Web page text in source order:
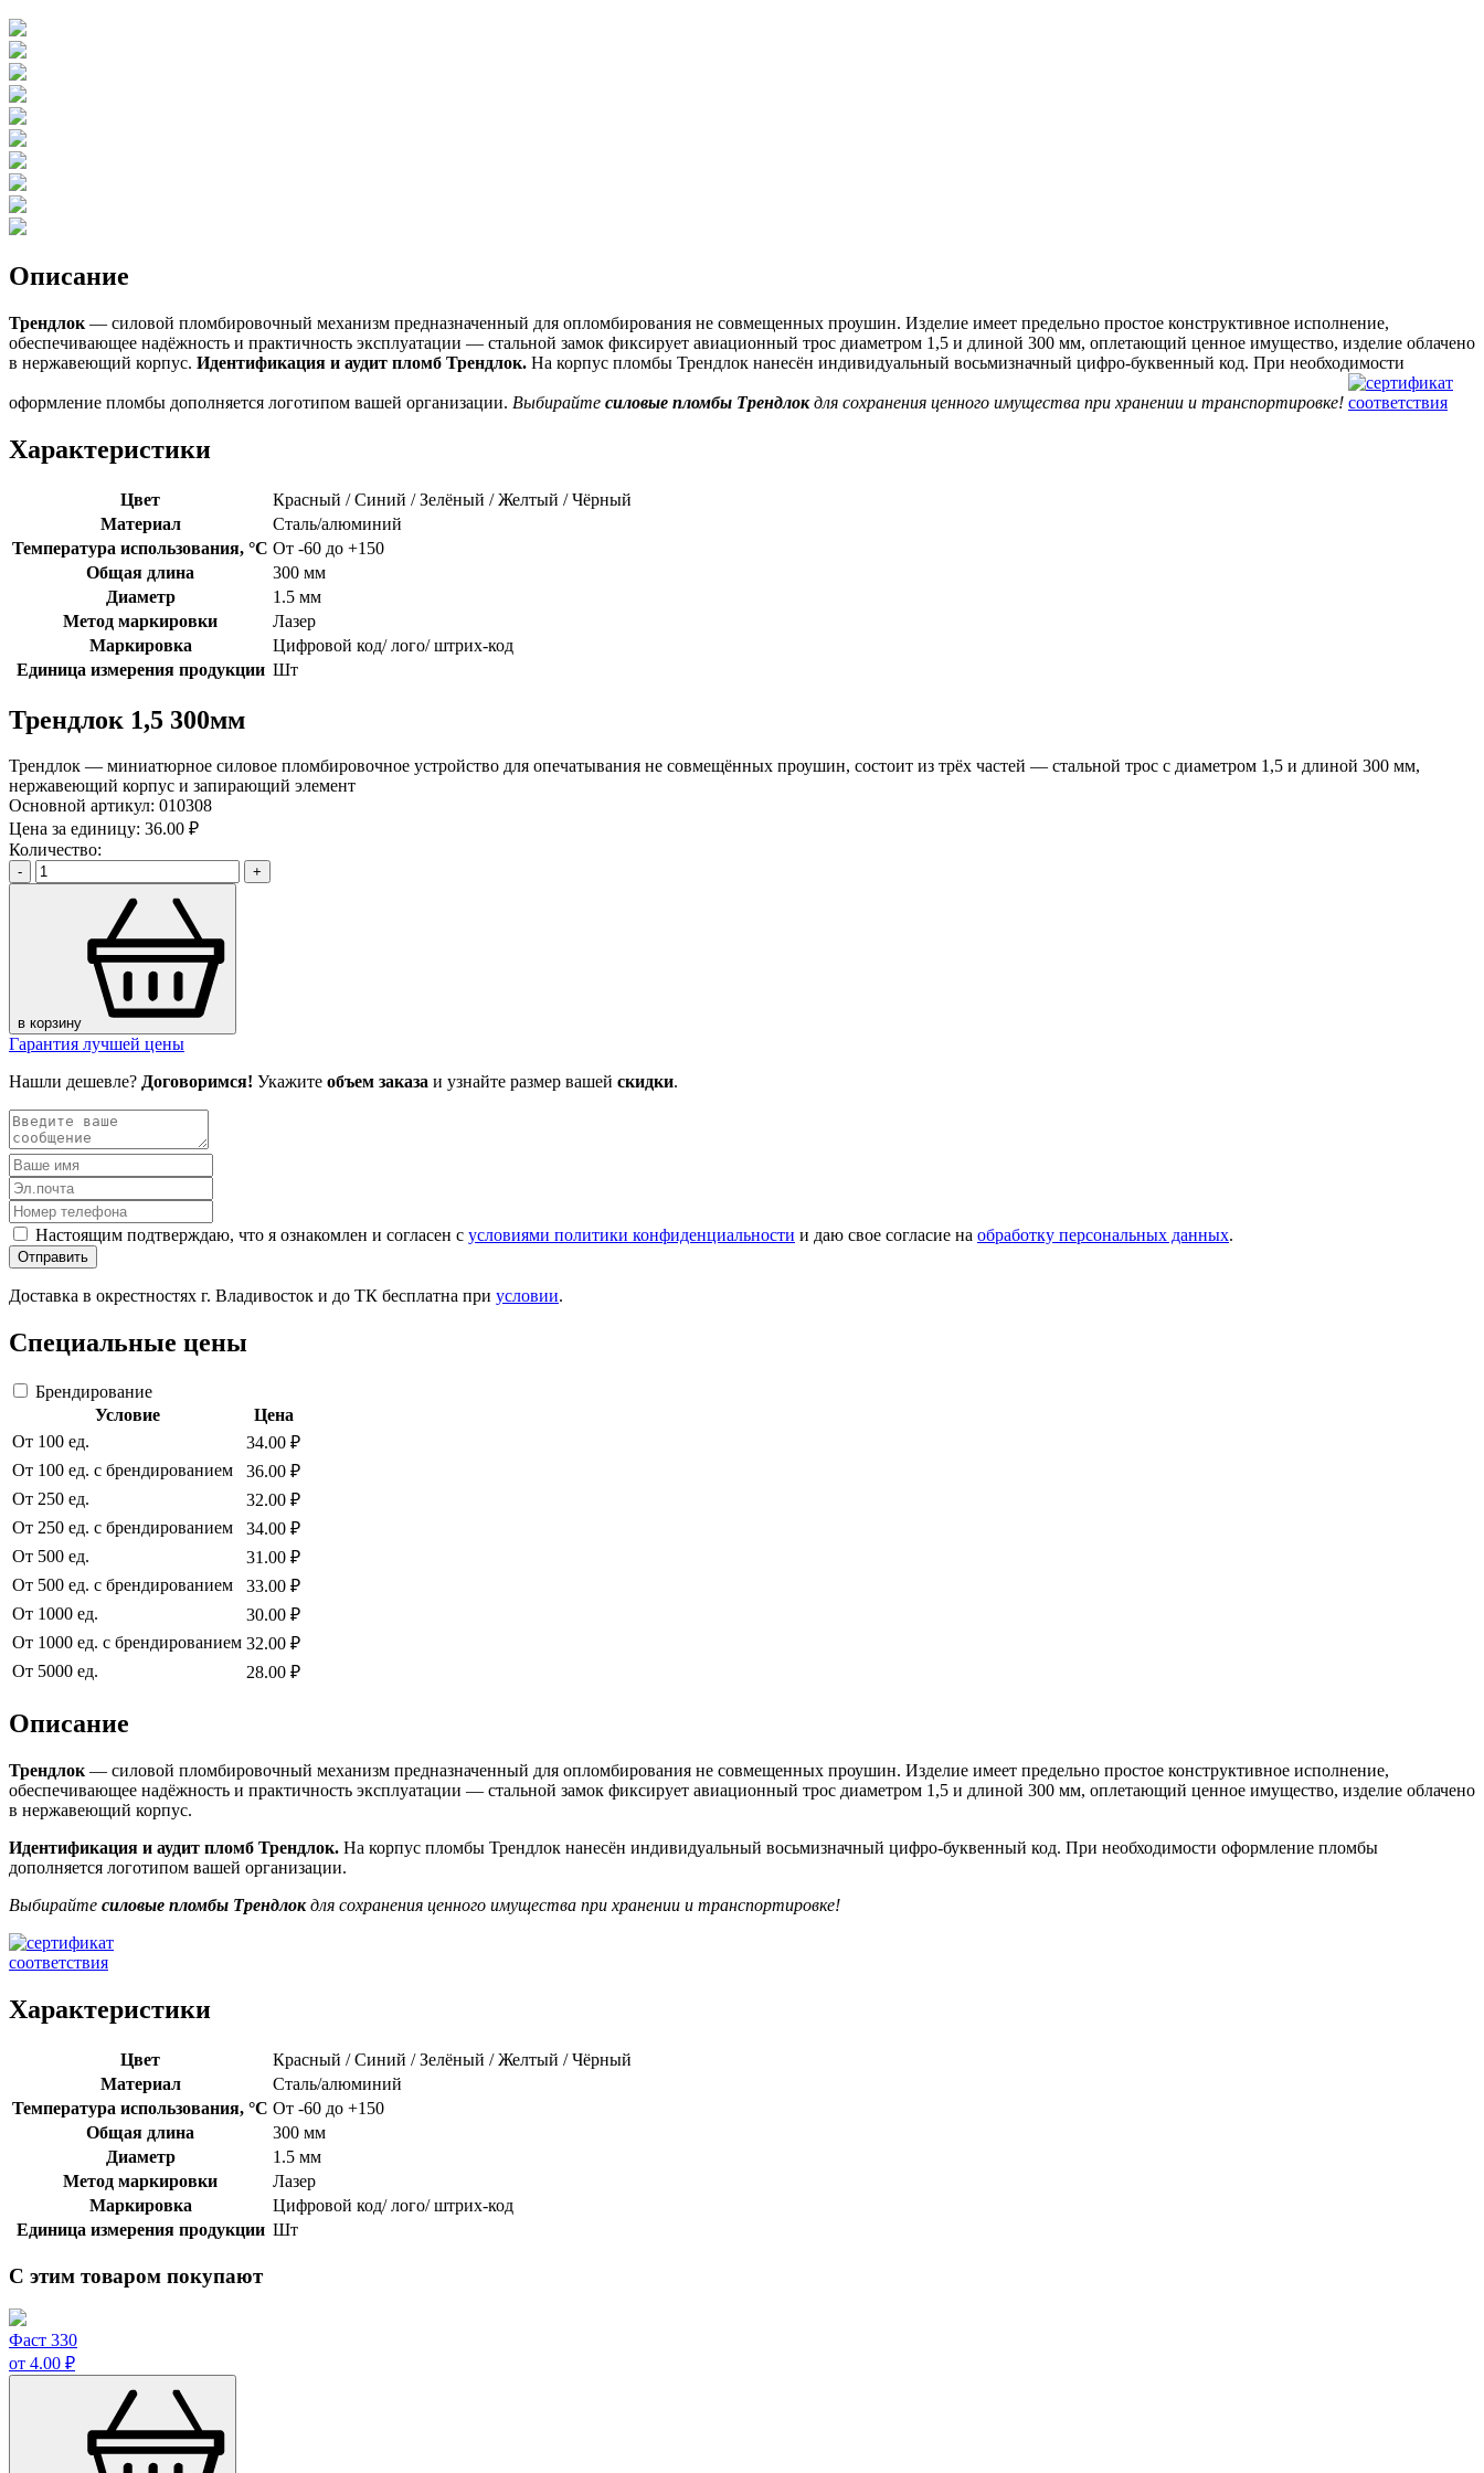
Описание
Трендлок — силовой пломбировочный механизм предназначенный для опломбирования не совмещенных проушин. Изделие имеет предельно простое конструктивное исполнение,
обеспечивающее надёжность и практичность эксплуатации — стальной замок фиксирует авиационный трос диаметром 1,5 и длиной 300 мм, оплетающий ценное имущество, изделие облачено
в нержавеющий корпус. Идентификация и аудит пломб Трендлок. На корпус пломбы Трендлок нанесён индивидуальный восьмизначный цифро-буквенный код. При необходимости
оформление пломбы дополняется логотипом вашей организации. Выбирайте силовые пломбы Трендлокдля сохранения ценного имущества при хранении и транспортировке!
Характеристики
Цвет
Красный / Синий / Зелёный / Желтый / Чёрный
Материал
Сталь/алюминий
Температура использования, °C От -60 до +150
Общая длина
300 мм
Диаметр
1.5 мм
Метод маркировки
Лазер
Маркировка
Цифровой код/ лого/ штрих-код
Единица измерения продукции Шт
Трендлок 1,5 300мм
Трендлок — миниатюрное силовое пломбировочное устройство для опечатывания не совмещённых проушин, состоит из трёх частей — стальной трос с диаметром 1,5 и длиной 300 мм,
нержавеющий корпус и запирающий элемент
Основной артикул: 010308
Цена за единицу: 36.00 ₽
Количество:
- +
в корзину
Гарантия лучшей цены
Нашли дешевле? Договоримся! Укажите объем заказа и узнайте размер вашей скидки.
Настоящим подтверждаю, что я ознакомлен и согласен с условиями политики конфиденциальности и даю свое согласие на обработку персональных данных.
Отправить
Доставка в окрестностях г. Владивосток и до ТК бесплатна при условии.
Специальные цены
Брендирование
Условие
Цена
От 100 ед.
34.00 ₽
От 100 ед. с брендированием
36.00 ₽
От 250 ед.
32.00 ₽
От 250 ед. с брендированием
34.00 ₽
От 500 ед.
31.00 ₽
От 500 ед. с брендированием
33.00 ₽
От 1000 ед.
30.00 ₽
От 1000 ед. с брендированием 32.00 ₽
От 5000 ед.
28.00 ₽
Описание
Трендлок — силовой пломбировочный механизм предназначенный для опломбирования не совмещенных проушин. Изделие имеет предельно простое конструктивное исполнение,
обеспечивающее надёжность и практичность эксплуатации — стальной замок фиксирует авиационный трос диаметром 1,5 и длиной 300 мм, оплетающий ценное имущество, изделие облачено
в нержавеющий корпус.
Идентификация и аудит пломб Трендлок. На корпус пломбы Трендлок нанесён индивидуальный восьмизначный цифро-буквенный код. При необходимости оформление пломбы
дополняется логотипом вашей организации.
Выбирайте силовые пломбы Трендлокдля сохранения ценного имущества при хранении и транспортировке!
Характеристики
Цвет
Красный / Синий / Зелёный / Желтый / Чёрный
Материал
Сталь/алюминий
Температура использования, °C От -60 до +150
Общая длина
300 мм
Диаметр
1.5 мм
Метод маркировки
Лазер
Маркировка
Цифровой код/ лого/ штрих-код
Единица измерения продукции Шт
С этим товаром покупают
Фаст 330
от 4.00 ₽